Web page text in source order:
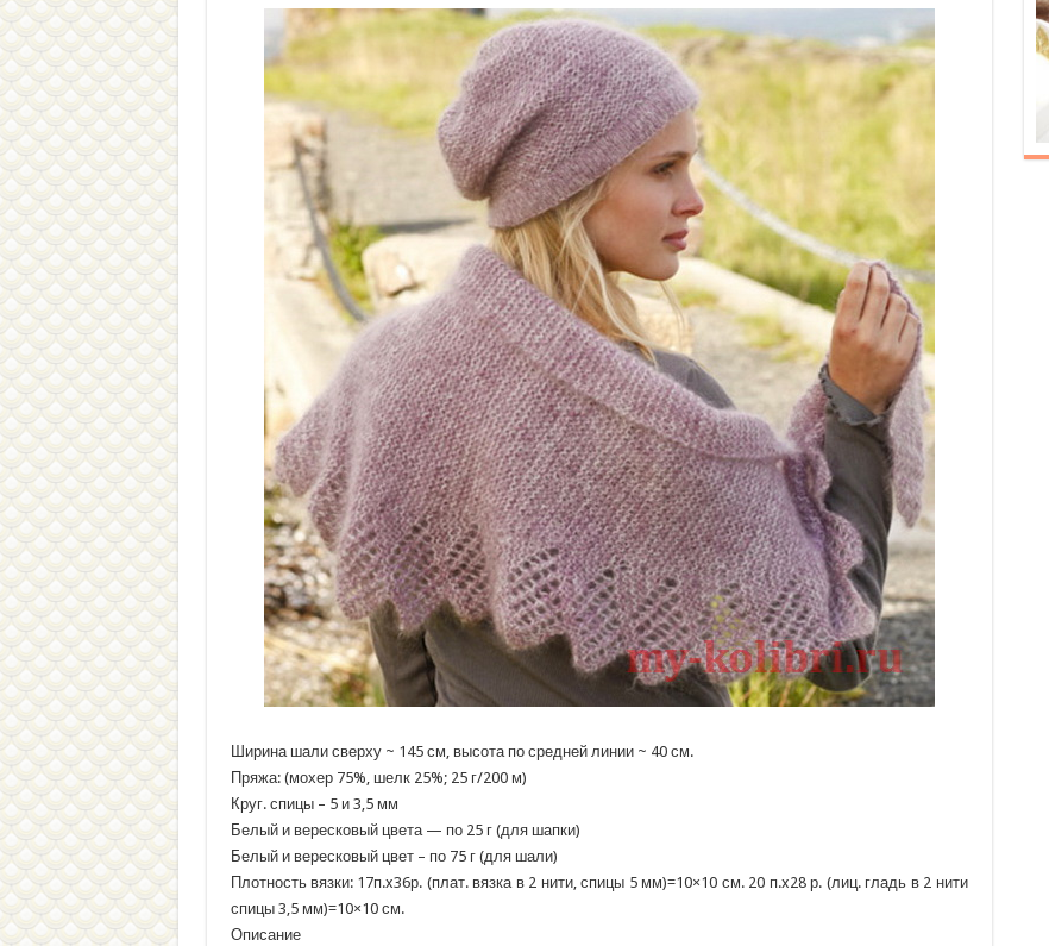
Ширина шали сверху ~ 145 см, высота по средней линии ~ 40 см.
Пряжа: (мохер 75%, шелк 25%; 25 г/200 м)
Круг. спицы – 5 и 3,5 мм
Белый и вересковый цвета — по 25 г (для шапки)
Белый и вересковый цвет – по 75 г (для шали)
Плотность вязки: 17п.x36р. (плат. вязка в 2 нити, спицы 5 мм)=10×10 см. 20 п.x28 р. (лиц. гладь в 2 нити
спицы 3,5 мм)=10×10 см.
Описание